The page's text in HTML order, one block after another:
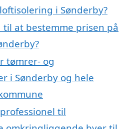
i Sønderby?
til at bestemme prisen på
tømrer- og
i Sønderby og hele
til